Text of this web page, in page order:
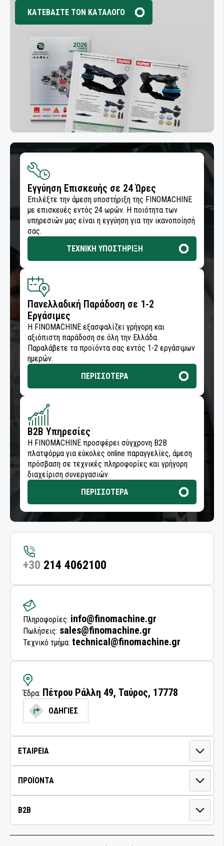
ΚΑΤΕΒΑΣΤΕ ΤΟΝ ΚΑΤΑΛΟΓΟ
Εγγύηση Επισκευής σε 24 Ώρες
Επιλέξτε την άμεση υποστήριξη της FINOMACHINE
με επισκευές εντός 24 ωρών. Η ποιότητα των
υπηρεσιών μας είναι η εγγύηση για την ικανοποίησή
σας.
ΤΕΧΝΙΚΗ ΥΠΟΣΤΗΡΙΞΗ
Πανελλαδική Παράδοση σε 1-2
Εργάσιμες
Η FINOMACHINE εξασφαλίζει γρήγορη και
αξιόπιστη παράδοση σε όλη την Ελλάδα.
Παραλάβετε τα προϊόντα σας εντός 1-2 εργάσιμων
ημερών.
ΠΕΡΙΣΣΟΤΕΡΑ
B2B Υπηρεσίες
Η FINOMACHINE προσφέρει σύγχρονη B2B
πλατφόρμα για εύκολες online παραγγελίες, άμεση
πρόσβαση σε τεχνικές πληροφορίες και γρήγορη
διαχείριση συνεργασιών.
ΠΕΡΙΣΣΟΤΕΡΑ
+30 214 4062100
Πληροφορίες: info@finomachine.gr
Πωλήσεις: sales@finomachine.gr
Τεχνικό τμήμα: technical@finomachine.gr
Έδρα: Πέτρου Ράλλη 49, Ταύρος, 17778
ΟΔΗΓΙΕΣ